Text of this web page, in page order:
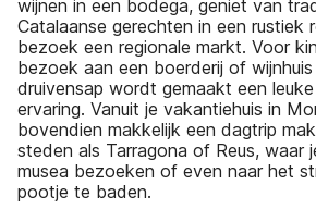
wijnen in een bodega, geniet van
Catalaanse gerechten in een rustiek
bezoek een regionale markt. Voor
bezoek aan een boerderij of
druivensap wordt gemaakt een
ervaring. Vanuit je vakantiehuis in
bovendien makkelijk een dagtrip
steden als Tarragona of Reus, waar
musea bezoeken of even naar het
pootje te baden.